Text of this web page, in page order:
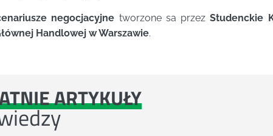
negocjacyjne tworzone sa przezStudenckie
Handlowej w Warszawie.
ARTYKUŁY